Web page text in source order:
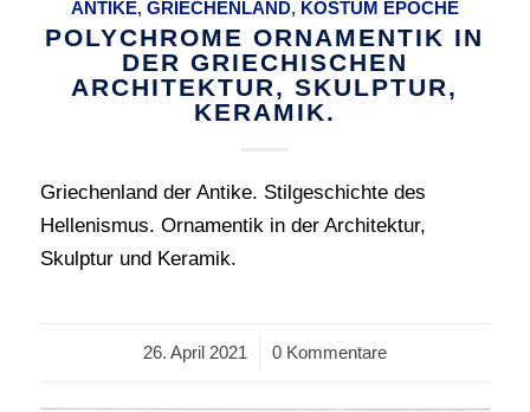
ANTIKE, GRIECHENLAND, KOSTÜM EPOCHE
POLYCHROME ORNAMENTIK IN
DER GRIECHISCHEN
ARCHITEKTUR, SKULPTUR,
KERAMIK.
Griechenland der Antike. Stilgeschichte des
Hellenismus. Ornamentik in der Architektur,
Skulptur und Keramik.
26. April 2021
/ 0 Kommentare